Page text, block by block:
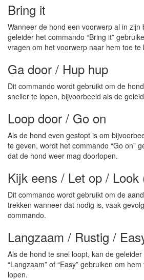
Bring it
Wanneer de hond een voorwerp al in zijn
geleider het commando “Bring it”
vragen om het voorwerp naar hem toe te
Ga door / Hup hup
Dit commando wordt gebruikt om de
sneller te lopen, bijvoorbeeld als de
Loop door / Go on
Als de hond even gestopt is om
te geven, wordt het commando “Go on”
dat de hond weer mag doorlopen.
Kijk eens / Let op / Look
Dit commando wordt gebruikt om de
trekken wanneer dat nodig is, vaak
commando.
Langzaam / Rustig /
Als de hond te snel loopt, kan de
“Langzaam” of “Easy” gebruiken om
lopen.